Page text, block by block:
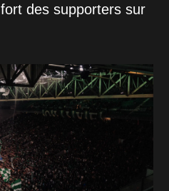
des supporters sur